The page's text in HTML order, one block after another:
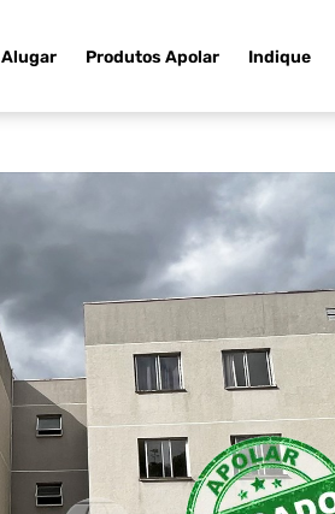
Alugar Produtos Apolar Indique